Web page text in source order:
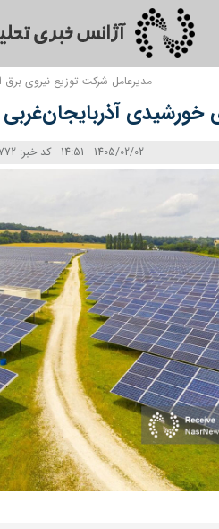
مدیرعامل شرکت توزیع نیروی برق
آذربایجان‌غربی به بیش از
1405/02/02 - 14:51 - کد خبر: 159772